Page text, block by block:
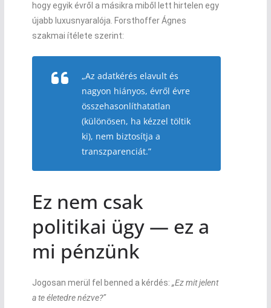
hogy egyik évről a másikra miből lett hirtelen egy
újabb luxusnyaralója. Forsthoffer Ágnes
szakmai ítélete szerint:
„Az adatkérés elavult és
nagyon hiányos, évről évre
összehasonlíthatatlan
(különösen, ha kézzel töltik
ki), nem biztosítja a
transzparenciát.”
Ez nem csak
politikai ügy — ez a
mi pénzünk
Jogosan merül fel benned a kérdés: „Ez mit jelent
a te életedre nézve?”